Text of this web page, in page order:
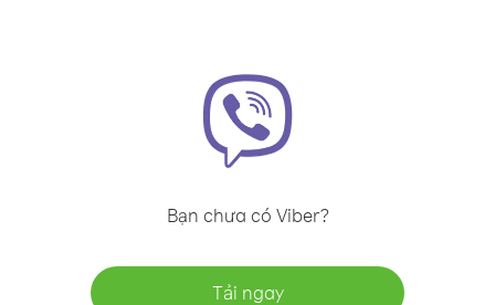
Bạn chưa có Viber?
Tải ngay